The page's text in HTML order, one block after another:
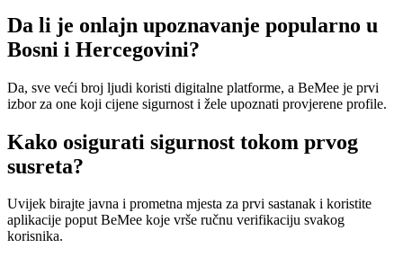
Da li je onlajn upoznavanje popularno u
Bosni i Hercegovini?
Da, sve veći broj ljudi koristi digitalne platforme, a BeMee je prvi
izbor za one koji cijene sigurnost i žele upoznati provjerene profile.
Kako osigurati sigurnost tokom prvog
susreta?
Uvijek birajte javna i prometna mjesta za prvi sastanak i koristite
aplikacije poput BeMee koje vrše ručnu verifikaciju svakog
korisnika.